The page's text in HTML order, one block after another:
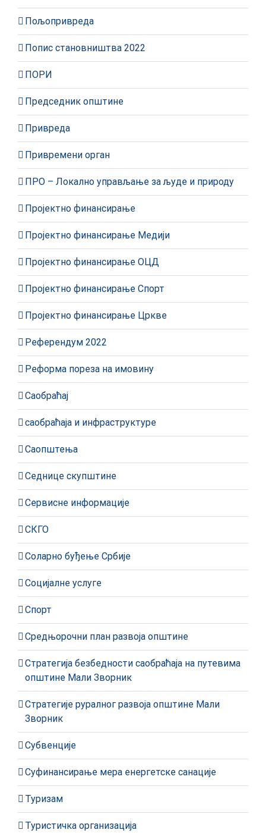
Пољопривреда
Попис становништва 2022
ПОРИ
Председник општине
Привреда
Привремени орган
ПРО – Локално управљање за људе и природу
Пројектно финансирање
Пројектно финансирање Медији
Пројектно финансирање ОЦД
Пројектно финансирање Спорт
Пројектно финансирање Цркве
Референдум 2022
Реформа пореза на имовину
Саобраћај
саобраћаја и инфраструктуре
Саопштења
Седнице скупштине
Сервисне информације
СКГО
Соларно буђење Србије
Социјалне услуге
Спорт
Средњорочни план развоја општине
Стратегија безбедности саобраћаја на путевима
општине Мали Зворник
Стратегије руралног развоја општине Мали
Зворник
Субвенције
Суфинансирање мера енергетске санације
Туризам
Туристичка организација